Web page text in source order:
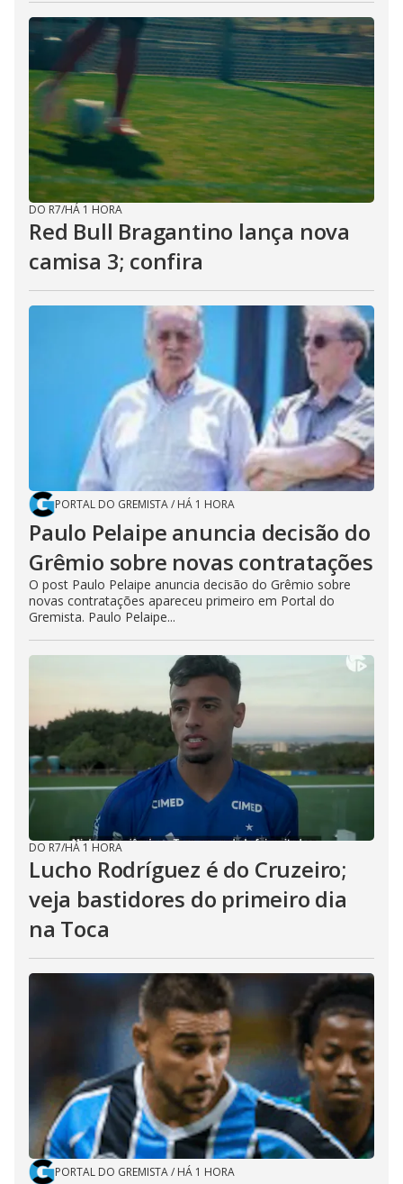
DO R7/HÁ 1 HORA
Red Bull Bragantino lança nova
camisa 3; confira
PORTAL DO GREMISTA/ HÁ 1 HORA
Paulo Pelaipe anuncia decisão do
Grêmio sobre novas contratações
O post Paulo Pelaipe anuncia decisão do Grêmio sobre
novas contratações apareceu primeiro em Portal do
Gremista. Paulo Pelaipe...
DO R7/HÁ 1 HORA
Lucho Rodríguez é do Cruzeiro;
veja bastidores do primeiro dia
na Toca
PORTAL DO GREMISTA/ HÁ 1 HORA